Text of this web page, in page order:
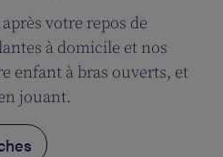
votre repos de
à domicile et nos
enfant à bras ouverts, et
jouant.